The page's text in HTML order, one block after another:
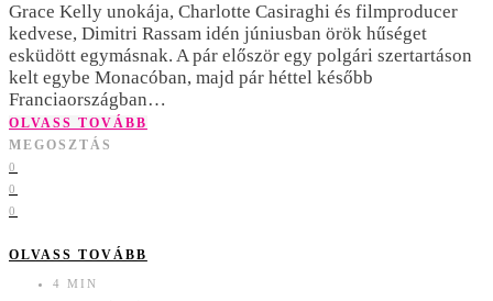
Grace Kelly unokája, Charlotte Casiraghi és filmproducer
kedvese, Dimitri Rassam idén júniusban örök hűséget
esküdött egymásnak. A pár először egy polgári szertartáson
kelt egybe Monacóban, majd pár héttel később
Franciaországban…
OLVASS TOVÁBB
MEGOSZTÁS
0
0
0
OLVASS TOVÁBB
4 MIN